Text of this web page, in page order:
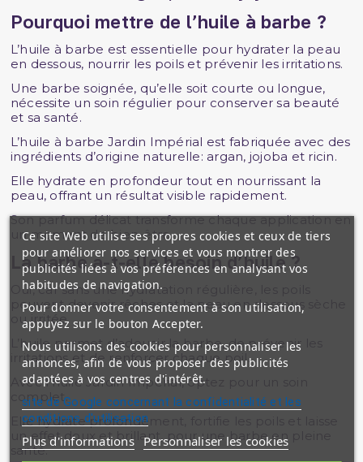
Pourquoi mettre de l’huile à barbe ?
L’huile à barbe est essentielle pour hydrater la peau
en dessous, nourrir les poils et prévenir les irritations.
Une barbe soignée, qu’elle soit courte ou longue,
nécessite un soin régulier pour conserver sa beauté
et sa santé.
L’huile à barbe Jardin Impérial est fabriquée avec des
ingrédients d’origine naturelle: argan, jojoba et ricin.
Elle hydrate en profondeur tout en nourrissant la
peau, offrant un résultat visible rapidement.
Son parfum délicat transforme chaque application en
un moment de bien-être.
La barbe a-t-elle besoin d’huile ?
Oui, car sans une hydratation régulière, les poils
peuvent devenir rêches et la peau en dessous sèche
ou irritée.
L’huile permet d’adoucir la barbe, de prévenir les
irritations et de renforcer chaque poil.
Avec l’huile Jardin Impérial, optez pour un soin
complet.
Elle hydrate profondément, fortifie les poils et laisse
un effet doux et brillant, pour une barbe en pleine
santé.
Ce site Web utilise ses propres cookies et ceux de tiers
pour améliorer nos services et vous montrer des
publicités liées à vos préférences en analysant vos
habitudes de navigation.
Pour donner votre consentement à son utilisation,
appuyez sur le bouton Accepter.
Nous utilisons des cookies pour personnaliser les
annonces, afin de vous proposer des publicités
adaptées à vos centres d'intérêt.
site de Google concernant la confidentialité et les
conditions d'utilisation
Plus d'informations Personnaliser les cookies